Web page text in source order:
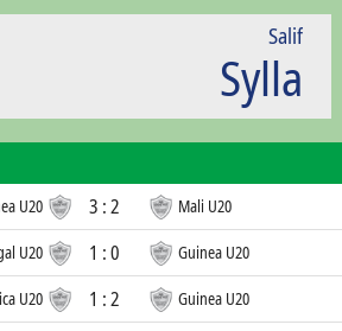
Salif
Sylla
U20 3 : 2 Mali U20
U20 1 : 0 Guinea U20
U20 1 : 2 Guinea U20